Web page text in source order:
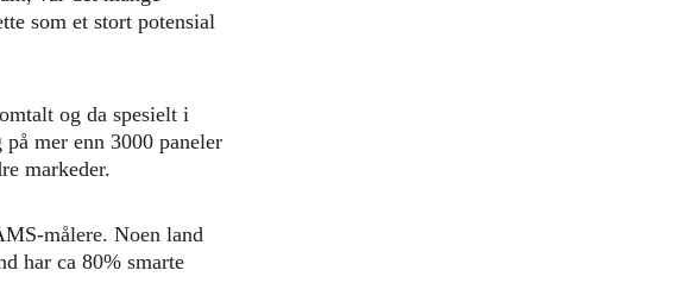
som et stort potensial
og da spesielt i
mer enn 3000 paneler
markeder.
målere. Noen land
har ca 80% smarte